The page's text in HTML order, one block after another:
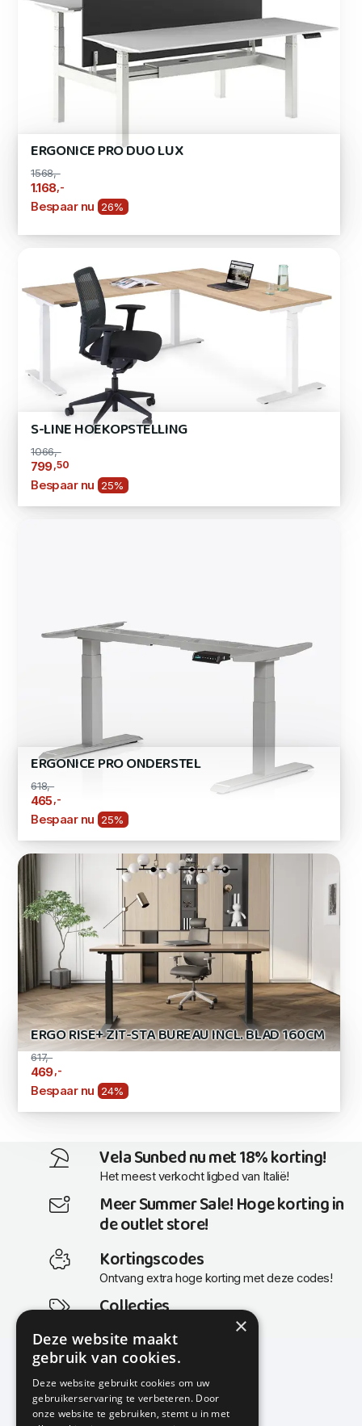
ERGONICE PRO DUO LUX
1568,-
1.168 ,-
Bespaar nu 26%
S-LINE HOEKOPSTELLING
1066,-
799,50
Bespaar nu 25%
ERGONICE PRO ONDERSTEL
618,-
465,-
Bespaar nu 25%
ERGO RISE+ ZIT-STA BUREAU INCL. BLAD 160CM
617,-
469,-
Bespaar nu 24%
Vela Sunbed nu met 18% korting!
Het meest verkocht ligbed van Italië!
Meer Summer Sale! Hoge korting in
de outlet store!
Kortingscodes
Ontvang extra hoge korting met deze codes!
Collecties
Actuele en populaire collecties
KMP Kantoormeubilair
Airport Business Park
×
Deze website maakt
gebruik van cookies.
Deze website gebruikt cookies om uw
gebruikerservaring te verbeteren. Door
onze website te gebruiken, stemt u in met